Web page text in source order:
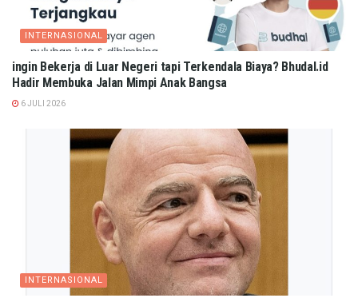
INTERNASIONAL
ingin Bekerja di Luar Negeri tapi Terkendala Biaya? Bhudal.id
Hadir Membuka Jalan Mimpi Anak Bangsa
6 JULI 2026
INTERNASIONAL